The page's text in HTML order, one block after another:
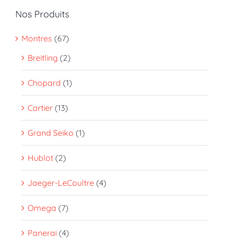
Nos Produits
Montres (67)
Breitling (2)
Chopard (1)
Cartier (13)
Grand Seiko (1)
Hublot (2)
Jaeger-LeCoultre (4)
Omega (7)
Panerai (4)